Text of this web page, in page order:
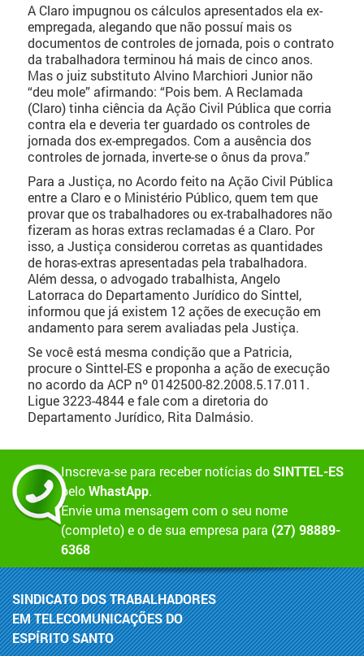
A Claro impugnou os cálculos apresentados ela ex-
empregada, alegando que não possuí mais os
documentos de controles de jornada, pois o contrato
da trabalhadora terminou há mais de cinco anos.
Mas o juiz substituto Alvino Marchiori Junior não
“deu mole” afirmando: “Pois bem. A Reclamada
(Claro) tinha ciência da Ação Civil Pública que corria
contra ela e deveria ter guardado os controles de
jornada dos ex-empregados. Com a ausência dos
controles de jornada, inverte-se o ônus da prova.”
Para a Justiça, no Acordo feito na Ação Civil Pública
entre a Claro e o Ministério Público, quem tem que
provar que os trabalhadores ou ex-trabalhadores não
fizeram as horas extras reclamadas é a Claro. Por
isso, a Justiça considerou corretas as quantidades
de horas-extras apresentadas pela trabalhadora.
Além dessa, o advogado trabalhista, Angelo
Latorraca do Departamento Jurídico do Sinttel,
informou que já existem 12 ações de execução em
andamento para serem avaliadas pela Justiça.
Se você está mesma condição que a Patricia,
procure o Sinttel-ES e proponha a ação de execução
no acordo da ACP nº 0142500-82.2008.5.17.011.
Ligue 3223-4844 e fale com a diretoria do
Departamento Jurídico, Rita Dalmásio.
Inscreva-se para receber notícias doSINTTEL-ES
peloWhastApp.
Envie uma mensagem com o seu nome
(completo) e o de sua empresa para (27) 98889-
6368
SINDICATO DOS TRABALHADORES
EM TELECOMUNICAÇÕES DO
ESPÍRITO SANTO